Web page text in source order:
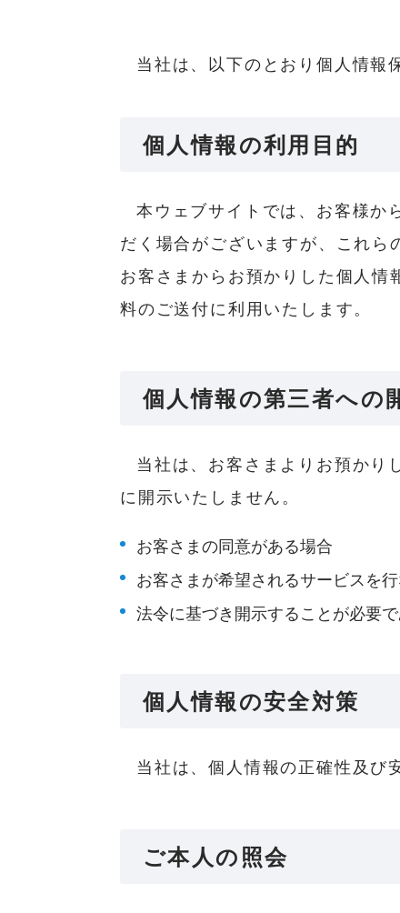
当社は、以下のとおり個人情報
個人情報の利用目的
本ウェブサイトでは、お客様か
だく場合がございますが、これら
お客さまからお預かりした個人情
料のご送付に利用いたします。
個人情報の第三者への
当社は、お客さまよりお預かり
に開示いたしません。
お客さまの同意がある場合
お客さまが希望されるサービスを
法令に基づき開示することが必要
個人情報の安全対策
当社は、個人情報の正確性及び
ご本人の照会